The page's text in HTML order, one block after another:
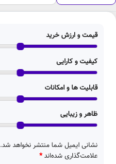
قیمت و ارزش خرید
کیفیت و کارایی
قابلیت ها و امکانات
ظاهر و زیبایی
نشانی ایمیل شما منتشر نخواهد شد.
علامت‌گذاری شده‌اند*